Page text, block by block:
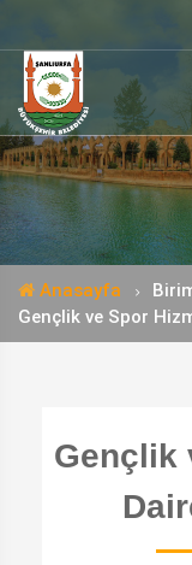
Anasayfa
Gençlik ve Spor
Gençlik